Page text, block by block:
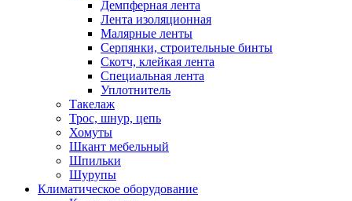
Демпферная лента
Лента изоляционная
Малярные ленты
Серпянки, строительные бинты
Скотч, клейкая лента
Специальная лента
Уплотнитель
Такелаж
Трос, шнур, цепь
Хомуты
Шкант мебельный
Шпильки
Шурупы
Климатическое оборудование